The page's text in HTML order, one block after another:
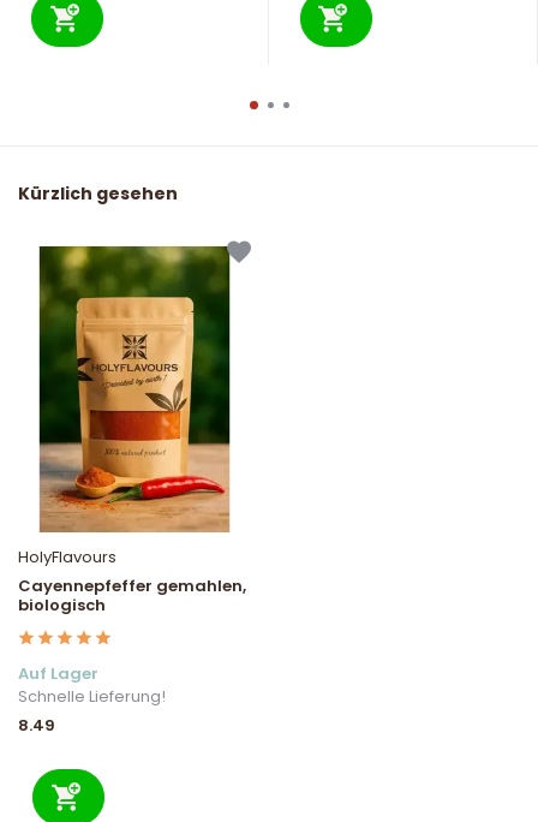
Kürzlich gesehen
HolyFlavours
Cayennepfeffer gemahlen,
biologisch
Auf Lager
Schnelle Lieferung!
8.49